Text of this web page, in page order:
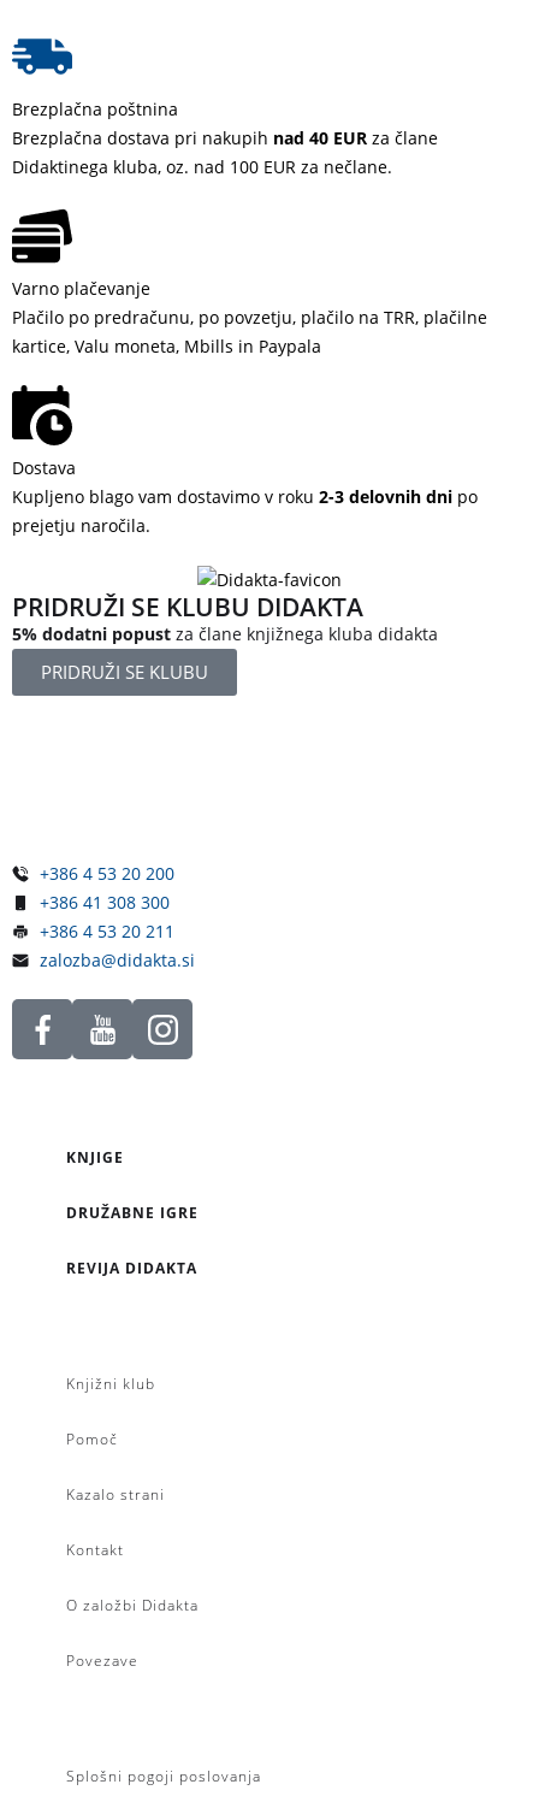
Brezplačna poštnina
Brezplačna dostava pri nakupih nad 40 EUR za člane
Didaktinega kluba, oz. nad 100 EUR za nečlane.
Varno plačevanje
Plačilo po predračunu, po povzetju, plačilo na TRR, plačilne
kartice, Valu moneta, Mbills in Paypala
Dostava
Kupljeno blago vam dostavimo v roku 2-3 delovnih dni po
prejetju naročila.
PRIDRUŽI SE KLUBU DIDAKTA
5% dodatni popust za člane knjižnega kluba didakta
PRIDRUŽI SE KLUBU
+386 4 53 20 200
+386 41 308 300
+386 4 53 20 211
zalozba@didakta.si
KNJIGE
DRUŽABNE IGRE
REVIJA DIDAKTA
Knjižni klub
Pomoč
Kazalo strani
Kontakt
O založbi Didakta
Povezave
Splošni pogoji poslovanja